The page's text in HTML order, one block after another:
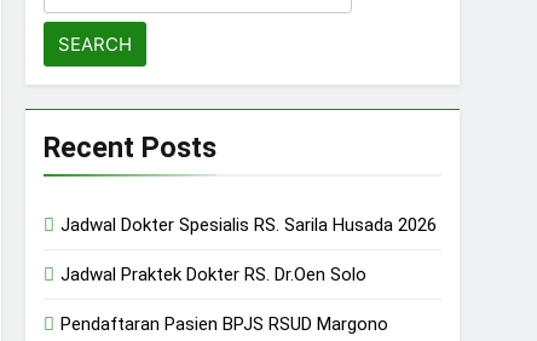
BPJS RSUD Banyumas
for:
Recent Posts
Jadwal Dokter Spesialis RS. Sarila Husada 2026
Jadwal Praktek Dokter RS. Dr.Oen Solo
Pendaftaran Pasien BPJS RSUD Margono